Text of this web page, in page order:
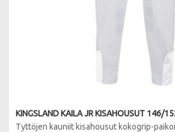
KINGSLAND KAILA JR KISAHOUSUT 146/
Tyttöjen kauniit kisahousut kokogrip-